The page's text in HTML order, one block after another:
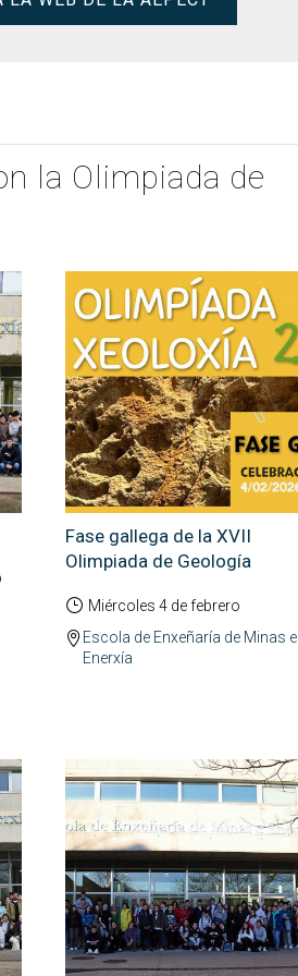
la Olimpiada de
Fase gallega de la XVII
Olimpiada de Geología
Miércoles 4 de febrero
Escola de Enxeñaría de Minas e
Enerxía